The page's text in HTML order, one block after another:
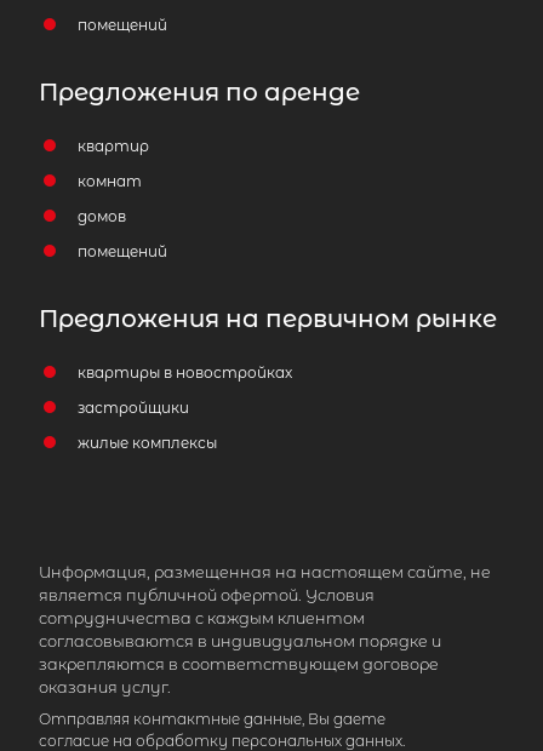
помещений
Предложения по аренде
квартир
комнат
домов
помещений
Предложения на первичном рынке
квартиры в новостройках
застройщики
жилые комплексы
Информация, размещенная на настоящем сайте, не
является публичной офертой. Условия
сотрудничества с каждым клиентом
согласовываются в индивидуальном порядке и
закрепляются в соответствующем договоре
оказания услуг.
Отправляя контактные данные, Вы даете
согласие на обработку персональных данных.